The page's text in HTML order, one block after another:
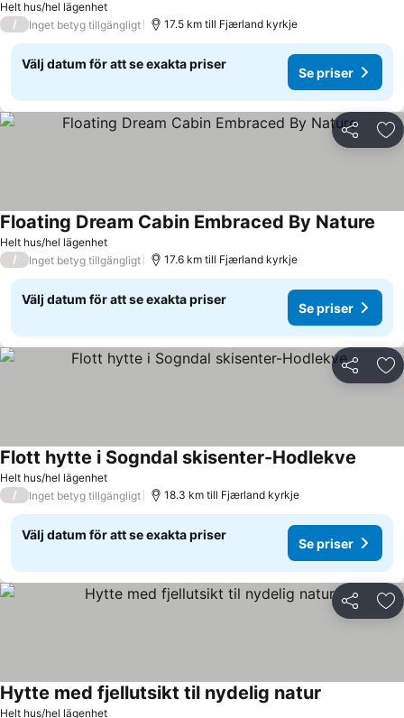
Helt hus/hel lägenhet
/
Inget betyg tillgängligt 17.5 km till Fjærland kyrkje
Välj datum för att se exakta priser
Se priser
Dela
Helt hus/hel lägenhet
Floating Dream Cabin Embraced By Nature
/ Inget betyg tillgängligt 17.6 km till Fjærland kyrkje
Välj datum för att se exakta priser
Se priser
Dela
Helt hus/hel lägenhet
Flott hytte i Sogndal skisenter-Hodlekve
/ Inget betyg tillgängligt 18.3 km till Fjærland kyrkje
Välj datum för att se exakta priser
Se priser
Dela
Helt hus/hel lägenhet
Hytte med fjellutsikt til nydelig natur